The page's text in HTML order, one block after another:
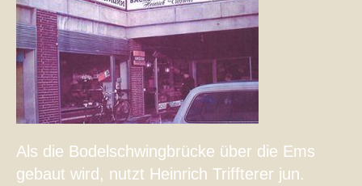
Als die Bodelschwingbrücke über die Ems
gebaut wird, nutzt Heinrich Triffterer jun.